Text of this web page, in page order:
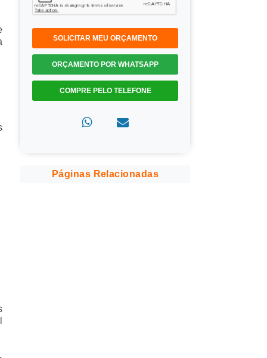
SOLICITAR MEU ORÇAMENTO
ORÇAMENTO POR WHATSAPP
COMPRE PELO TELEFONE
Páginas Relacionadas